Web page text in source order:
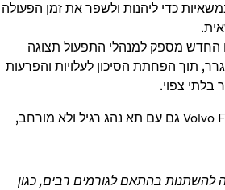
כדי ליהנות ולשפר את זמן הפעולה
החדש מספק למנהלי התפעול תצוגה
תוך הפחתת הסיכון לעלויות והפרעות
בלתי צפוי.
אנחנו נמשיך להציע את Volvo FH גם עם תא נהג רגיל ולא מורחב,
להשתנות בהתאם לגורמים רבים, כגון